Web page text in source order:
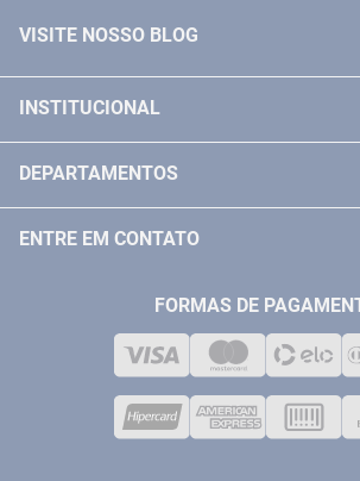
VISITE NOSSO BLOG
INSTITUCIONAL
POLITICA DE TROCA E DEVOLUÇÃO
DEPARTAMENTOS
COMPRESSORES
ENTRE EM CONTATO
VENDAS ONLINE@ANTFERRAMENTAS.COM.BR
SAC@ANTFERRAMENTAS.COM.BR
FORMAS DE